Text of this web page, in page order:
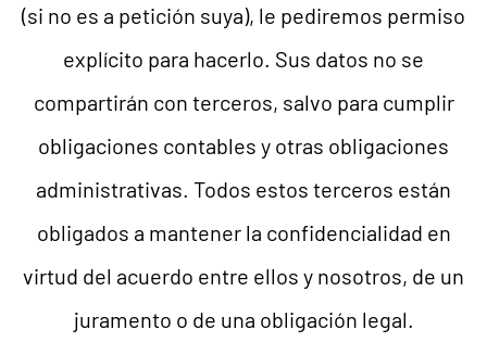
(si no es a petición suya), le pediremos permiso
explícito para hacerlo. Sus datos no se
compartirán con terceros, salvo para cumplir
obligaciones contables y otras obligaciones
administrativas. Todos estos terceros están
obligados a mantener la confidencialidad en
virtud del acuerdo entre ellos y nosotros, de un
juramento o de una obligación legal.